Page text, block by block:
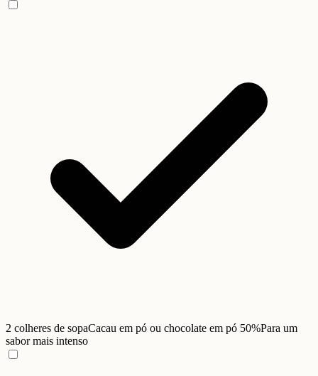
2 colheres de sopaCacau em pó ou chocolate em pó 50%Para um
sabor mais intenso